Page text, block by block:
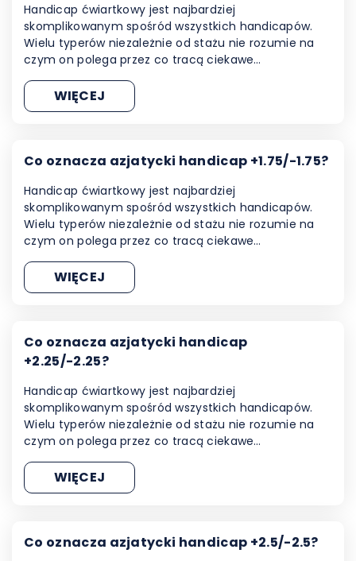
Handicap ćwiartkowy jest najbardziej
skomplikowanym spośród wszystkich handicapów.
Wielu typerów niezależnie od stażu nie rozumie na
czym on polega przez co tracą ciekawe…
WIĘCEJ
Co oznacza azjatycki handicap +1.75/-1.75?
Handicap ćwiartkowy jest najbardziej
skomplikowanym spośród wszystkich handicapów.
Wielu typerów niezależnie od stażu nie rozumie na
czym on polega przez co tracą ciekawe…
WIĘCEJ
Co oznacza azjatycki handicap
+2.25/-2.25?
Handicap ćwiartkowy jest najbardziej
skomplikowanym spośród wszystkich handicapów.
Wielu typerów niezależnie od stażu nie rozumie na
czym on polega przez co tracą ciekawe…
WIĘCEJ
Co oznacza azjatycki handicap +2.5/-2.5?